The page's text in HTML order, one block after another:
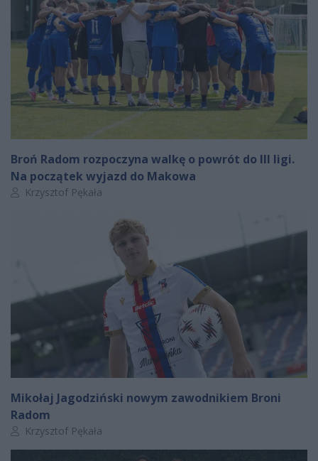
Broń Radom rozpoczyna walkę o powrót do III ligi.
Na początek wyjazd do Makowa
Autor artykułu:
Krzysztof Pękała
Mikołaj Jagodziński nowym zawodnikiem Broni
Radom
Autor artykułu:
Krzysztof Pękała